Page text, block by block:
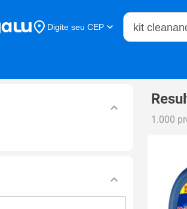
Digite seu CEP
Buscar no
1.000